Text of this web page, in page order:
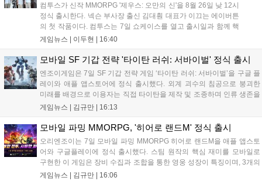
컴투스가 신작 MMORPG '제우스: 오만의 신'을 8월 26일 낮 12시
정식 출시한다. 넥슨 부사장 출신 김대훤 대표가 이끄는 에이버튼
의 첫 작품이다. 컴투스는 7일 쇼케이스를 열고 출시일과 함께 핵
심 콘텐츠, 유료화 정책, 운영 방향을 공개했다. 캐릭터명 선점은
의 오만으로 균열이...
게임뉴스 | 이두현 16:40
모바일 SF 기갑 전략 '타이탄 러쉬: 서바이벌' 정식 출시
엔조이게임은 7일 SF 기갑 전략 게임 ‘타이탄 러쉬: 서바이벌’을 구글 플
레이와 애플 앱스토어에 정식 출시했다. 외계 괴수의 침공으로 붕괴한
미래를 배경으로 이용자는 직접 타이탄을 제작 및 조종하며 인류 생존을
위한 전투를 펼친다. 지휘관 모집, 피난처 운영, 연맹 협동 콘텐츠가 특징
지원 보상을 제공한다. 상세 내용은 공식 커뮤니티에서 확인 가능하다....
게임뉴스 | 김규만 16:13
모바일 파밍 MMORPG, '히어로 랜드M' 정식 출시
오리엔조이는 7일 모바일 파밍 MMORPG 히어로 랜드M을 애플 앱스토
어와 구글플레이에 정식 출시했다. 스팀 원작의 핵심 재미를 모바일로
구현한 이 게임은 장비 수집과 조합을 통한 영웅 성장이 특징이며, 3개의
무기 스킬을 활용한 전략적 전투와 길드전 등 다양한 콘텐츠를 제공한
게임뉴스 | 김규만 16:06